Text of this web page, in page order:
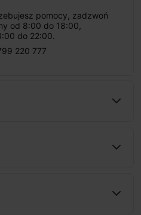
pomocy, zadzwoń
od 8:00 do 18:00,
do 22:00.
220 777